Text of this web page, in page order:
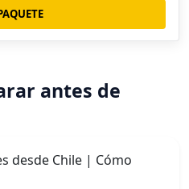
antes de
desde Chile | Cómo